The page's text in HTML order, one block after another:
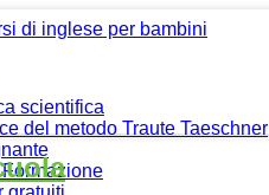
scientifica
del metodo Traute Taeschner